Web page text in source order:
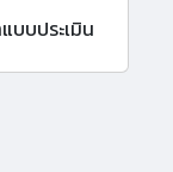
บบประเมิน